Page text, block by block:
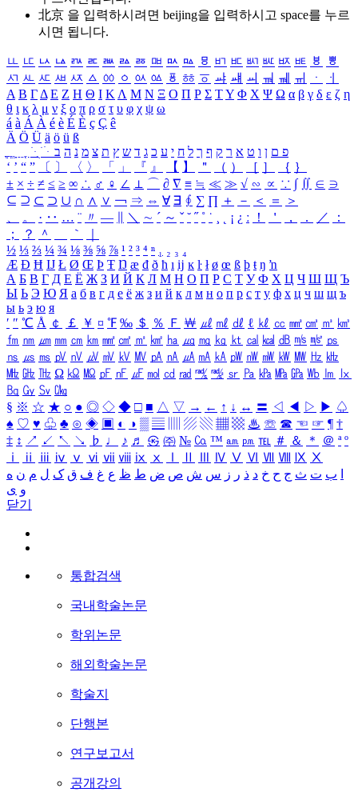
北京 을 입력하시려면 beijing을 입력하시고 space를 누르
시면 됩니다.
ㅥ ㅦ ㅧ ㅨ ㅩ ㅪ ㅫ ㅬ ㅭ ㅮ ㅯ ㅰ ㅱ ㅲ ㅳ ㅴ ㅵ ㅶ ㅷ ㅸ
ㅹ
ㅺ ㅻ ㅼ ㅽ ㅾ ㅿ ㆀ ㆁ ㆂ ㆃ ㆄ ㆅ ㆆ ㆇ ㆈ ㆉ ㆊ ㆋ ㆌ ㆍ
ㆎ
Α Β ΓΔ Ε Ζ Η Θ Ι ΚΛ Μ Ν Ξ Ο Π Ρ Σ ΤΥ Φ Χ Ψ Ω α β γ δ ε ζ η
θ ι κ λ μ ν ξ ο π ρ σ τ υ φ χ ψ ω
á à Á À é è É È ç Ç ê
Ä Ö Ü ä ö ü ß
ִֶֹ ֻּ ׁׂ פ ם ן ו ט א ר ק ף ך ל ח י ע כ ג ד ש ץ ת צ מ נ ה ב
‘ ’ “ ” 〔 〕 〈 〉 「 」 『 』 【 】 ＂ （ ） ［ ］ ｛ ｝
± × ÷ ≠ ≤ ≥ ∞ ∴ ♂ ♀ ∠ ⊥ ⌒ ∂ ∇ ≡ ≒ ≪ ≫ √ ∽ ∝ ∵ ∫ ∬ ∈ ∋
⊆ ⊇ ⊂ ⊃ ∪ ∩ ∧ ∨ ￢ ⇒ ⇔ ∀ ∃ ∮ ∑ ∏ ＋ － ＜ ＝
＞
、
。 · ‥ … ¨ 〃 ― ＼ ∼ ´ ～ ˇ ˘ ˝ ˚ ˙ ¸ ¡ ¿ ː ！ ＇ ， ． ／
：
；
？ ＾ ｀
½ ⅓ ⅔ ¼ ¾ ⅛ ⅜ ⅝ ⅞ ¹ ² ³ ⁴ ⁿ ₁ ₂ ₃ ₄
Æ Ð Ħ Ĳ Ł Ø Œ Þ Ŧ Ŋ æ đ ð ħ ı ĳ ĸ ŀ ł ø œ ß þ ŧ ŋ ŉ
А Б В Г Д Е Ё Ж З И Й К Л М Н О П Р С Т У Ф Х Ц Ч Ш Щ Ъ
Ы Ь Э Ю Я а б в г д е ё ж з и й к л м н о п р с т у ф х ц ч ш щ ъ
ы ь э ю я
′ ″ ℃ Å ￠ ￡ ￥ ¤ ℉ ‰ ＄ ％ Ｆ ￦ ㎕ ㎖ ㎗ ℓ ㎘ ㏄ ㎣ ㎤ ㎥ ㎦
㎙ ㎚ ㎛ ㎜ ㎝ ㎞ ㎟ ㎠ ㎡ ㎢ ㏊ ㎍ ㎎ ㎏ ㏏ ㎈ ㎉ ㏈ ㎧ ㎨ ㎰
㎱ ㎲ ㎳ ㎴ ㎵ ㎶ ㎷ ㎸ ㎹ ㎀ ㎁ ㎂ ㎃ ㎄ ㎺ ㎻ ㎽ ㎾ ㎿ ㎐ ㎑
㎒ ㎓ ㎔ Ω ㏀ ㏁ ㎊ ㎋ ㎌ ㏖ ㏅ ㎭ ㎮ ㎯ ㏛ ㎩ ㎪ ㎫ ㎬ ㏝ ㏐
㏓
㏃ ㏉ ㏜ ㏆
§ ※ ☆ ★ ○ ● ◎ ◇ ◆ □ ■ △ ▽ → ← ↑ ↓ ↔ 〓 ◁ ◀ ▷ ▶ ♤
♠ ♡ ♥ ♧ ♣ ⊙ ◈ ▣ ◐ ◑ ▒ ▤ ▨ ▧ ▦ ▩ ♨ ☏ ☎ ☜ ☞ ¶ †
‡ ↕ ↗ ↙ ↖ ↘ ♭ ♩ ♪ ♬ ㉿ ㈜ № ㏇ ™ ㏂ ㏘ ℡ ＃ ＆ ＊ ＠ ª º
ⅰ
ⅱ ⅲ ⅳ ⅴ ⅵ ⅶ ⅷ ⅸ ⅹ Ⅳ Ⅴ Ⅵ Ⅶ Ⅷ Ⅸ Ⅹ
ب ت ث ج ح خ د ذ ر ز س ش ص ض ط ظ ع غ ف ق ک ل م ن ه
و ی
닫기
통합검색
국내학술논문
학위논문
해외학술논문
학술지
단행본
연구보고서
공개강의